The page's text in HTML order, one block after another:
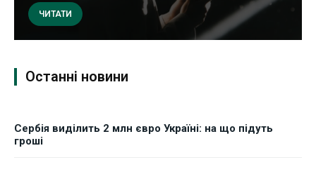
ЧИТАТИ
Останні новини
Сербія виділить 2 млн євро Україні: на що підуть
гроші